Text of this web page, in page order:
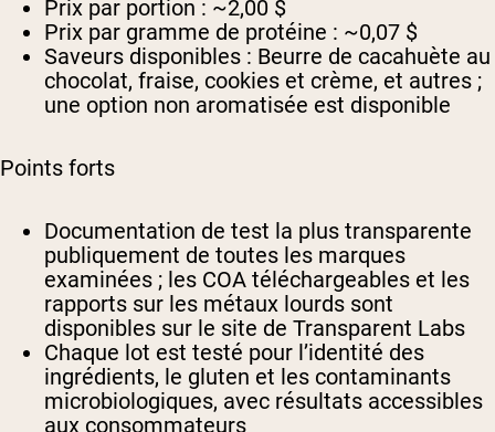
Prix par portion : ~2,00 $
Prix par gramme de protéine : ~0,07 $
Saveurs disponibles : Beurre de cacahuète au
chocolat, fraise, cookies et crème, et autres ;
une option non aromatisée est disponible
Points forts
Documentation de test la plus transparente
publiquement de toutes les marques
examinées ; les COA téléchargeables et les
rapports sur les métaux lourds sont
disponibles sur le site de Transparent Labs
Chaque lot est testé pour l’identité des
ingrédients, le gluten et les contaminants
microbiologiques, avec résultats accessibles
aux consommateurs